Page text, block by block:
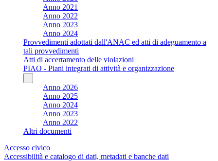
Anno 2021
Anno 2022
Anno 2023
Anno 2024
Provvedimenti adottati dall'ANAC ed atti di adeguamento a
tali provvedimenti
Atti di accertamento delle violazioni
PIAO - Piani integrati di attività e organizzazione
Anno 2026
Anno 2025
Anno 2024
Anno 2023
Anno 2022
Altri documenti
Accesso civico
Accessibilità e catalogo di dati, metadati e banche dati